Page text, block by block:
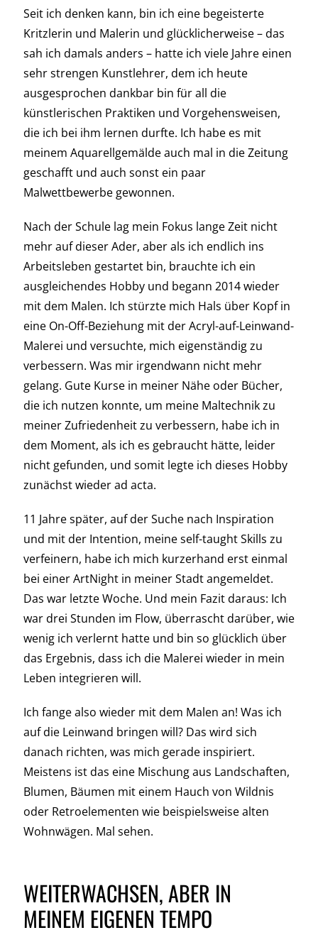
Seit ich denken kann, bin ich eine begeisterte
Kritzlerin und Malerin und glücklicherweise – das
sah ich damals anders – hatte ich viele Jahre einen
sehr strengen Kunstlehrer, dem ich heute
ausgesprochen dankbar bin für all die
künstlerischen Praktiken und Vorgehensweisen,
die ich bei ihm lernen durfte. Ich habe es mit
meinem Aquarellgemälde auch mal in die Zeitung
geschafft und auch sonst ein paar
Malwettbewerbe gewonnen.
Nach der Schule lag mein Fokus lange Zeit nicht
mehr auf dieser Ader, aber als ich endlich ins
Arbeitsleben gestartet bin, brauchte ich ein
ausgleichendes Hobby und begann 2014 wieder
mit dem Malen. Ich stürzte mich Hals über Kopf in
eine On-Off-Beziehung mit der Acryl-auf-Leinwand-
Malerei und versuchte, mich eigenständig zu
verbessern. Was mir irgendwann nicht mehr
gelang. Gute Kurse in meiner Nähe oder Bücher,
die ich nutzen konnte, um meine Maltechnik zu
meiner Zufriedenheit zu verbessern, habe ich in
dem Moment, als ich es gebraucht hätte, leider
nicht gefunden, und somit legte ich dieses Hobby
zunächst wieder ad acta.
11 Jahre später, auf der Suche nach Inspiration
und mit der Intention, meine self-taught Skills zu
verfeinern, habe ich mich kurzerhand erst einmal
bei einer ArtNight in meiner Stadt angemeldet.
Das war letzte Woche. Und mein Fazit daraus: Ich
war drei Stunden im Flow, überrascht darüber, wie
wenig ich verlernt hatte und bin so glücklich über
das Ergebnis, dass ich die Malerei wieder in mein
Leben integrieren will.
Ich fange also wieder mit dem Malen an! Was ich
auf die Leinwand bringen will? Das wird sich
danach richten, was mich gerade inspiriert.
Meistens ist das eine Mischung aus Landschaften,
Blumen, Bäumen mit einem Hauch von Wildnis
oder Retroelementen wie beispielsweise alten
Wohnwägen. Mal sehen.
WEITERWACHSEN, ABER IN
MEINEM EIGENEN TEMPO